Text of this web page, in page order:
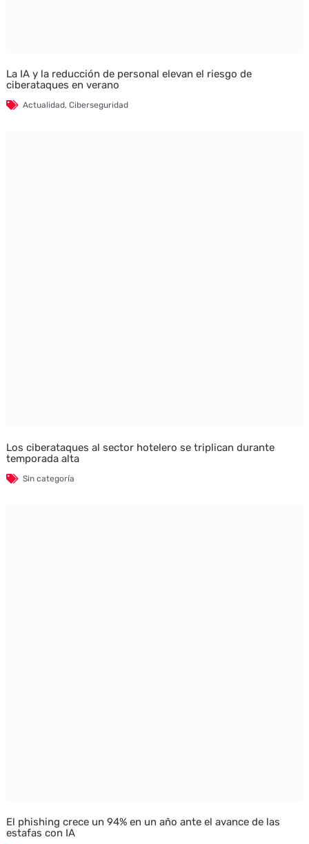
La IA y la reducción de personal elevan el riesgo de
ciberataques en verano
Actualidad, Ciberseguridad
Los ciberataques al sector hotelero se triplican durante
temporada alta
Sin categoría
El phishing crece un 94% en un año ante el avance de las
estafas con IA